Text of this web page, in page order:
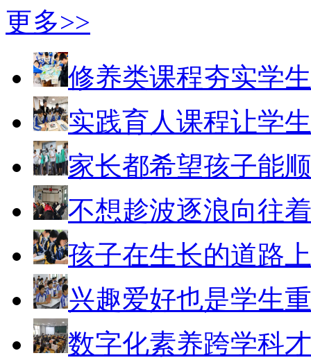
更多>>
修养类课程夯实学
实践育人课程让学
家长都希望孩子能
不想趁波逐浪向往
孩子在生长的道路
兴趣爱好也是学生
数字化素养跨学科